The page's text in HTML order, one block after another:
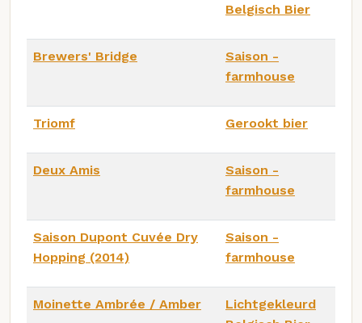
Belgisch Bier
Brewers' Bridge
Saison -
farmhouse
Triomf Gerookt bier
Deux Amis
Saison -
farmhouse
Saison Dupont Cuvée Dry
Hopping (2014)
Saison -
farmhouse
Moinette Ambrée / Amber
Lichtgekleurd